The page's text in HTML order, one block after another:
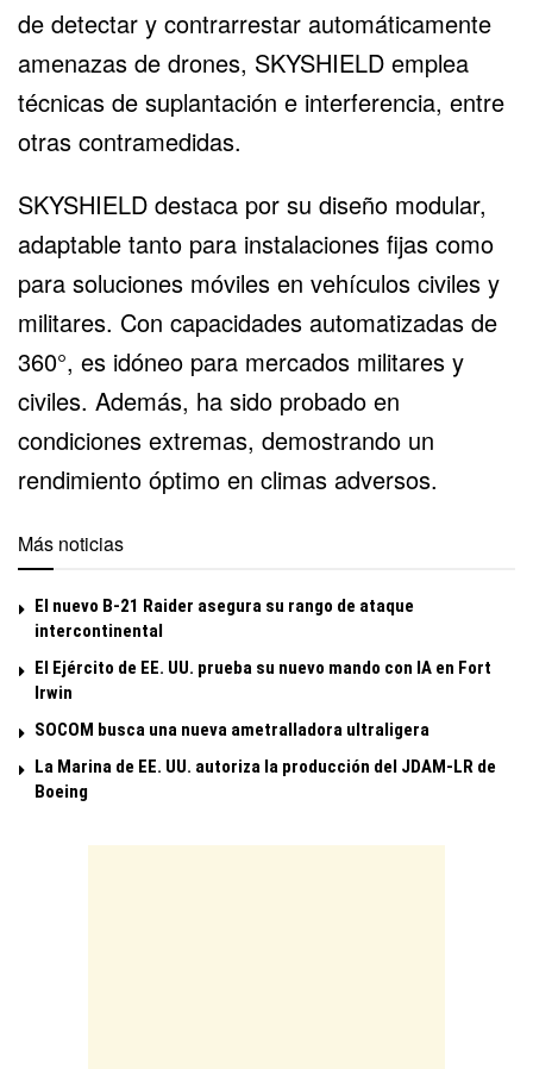
de detectar y contrarrestar automáticamente
amenazas de drones, SKYSHIELD emplea
técnicas de suplantación e interferencia, entre
otras contramedidas.
SKYSHIELD destaca por su diseño modular,
adaptable tanto para instalaciones fijas como
para soluciones móviles en vehículos civiles y
militares. Con capacidades automatizadas de
360°, es idóneo para mercados militares y
civiles. Además, ha sido probado en
condiciones extremas, demostrando un
rendimiento óptimo en climas adversos.
Más noticias
El nuevo B-21 Raider asegura su rango de ataque
intercontinental
El Ejército de EE. UU. prueba su nuevo mando con IA en Fort
Irwin
SOCOM busca una nueva ametralladora ultraligera
La Marina de EE. UU. autoriza la producción del JDAM-LR de
Boeing